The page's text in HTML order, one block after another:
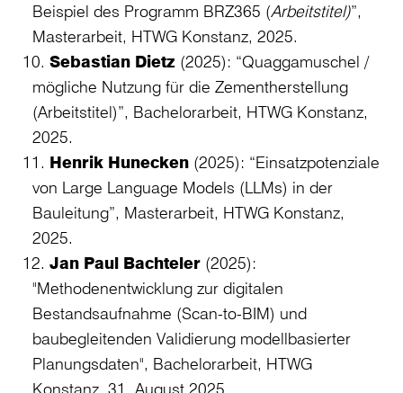
Beispiel des Programm BRZ365 (Arbeitstitel)”,
Masterarbeit, HTWG Konstanz, 2025.
Sebastian Dietz (2025): “Quaggamuschel /
mögliche Nutzung für die Zementherstellung
(Arbeitstitel)”, Bachelorarbeit, HTWG Konstanz,
2025.
Henrik Hunecken (2025): “Einsatzpotenziale
von Large Language Models (LLMs) in der
Bauleitung”, Masterarbeit, HTWG Konstanz,
2025.
Jan Paul Bachteler (2025):
"Methodenentwicklung zur digitalen
Bestandsaufnahme (Scan-to-BIM) und
baubegleitenden Validierung modellbasierter
Planungsdaten", Bachelorarbeit, HTWG
Konstanz, 31. August 2025